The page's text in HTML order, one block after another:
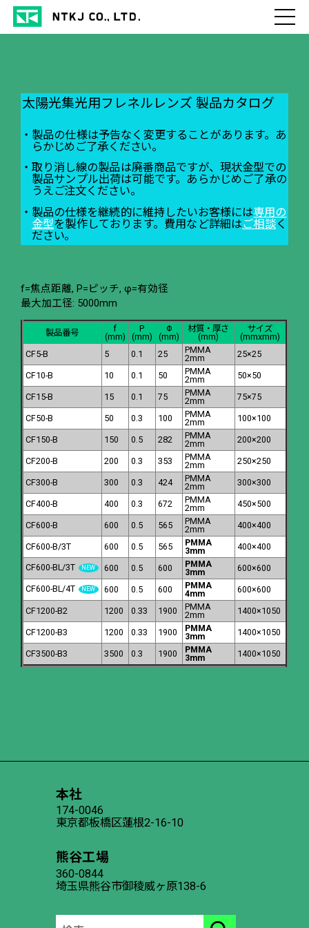
太陽光集光用フレネルレンズ 製品カタログ
製品の仕様は予告なく変更することがあります。あ
らかじめご了承ください。
取り消し線の製品は廃番商品ですが、現状金型での
製品サンプル出荷は可能です。あらかじめご了承の
うえご注文ください。
製品の仕様を継続的に維持したいお客様には専用の
金型を製作しております。費用など詳細はご相談く
ださい。
f=焦点距離, P=ピッチ, φ=有効径
最大加工径: 5000mm
製品番号
f
(mm)
P
(mm)
Φ
(mm)
材質・厚さ
(mm)
サイズ
(mmxmm)
CF5-B
5 0.1 25
PMMA
2mm
25×25
CF10-B 10 0.1 50
PMMA
2mm
50×50
CF15-B 15 0.1 75
PMMA
2mm
75×75
CF50-B 50 0.3 100
PMMA
2mm
100×100
CF150-B 150 0.5 282
PMMA
2mm
200×200
CF200-B 200 0.3 353
PMMA
2mm
250×250
CF300-B 300 0.3 424
PMMA
2mm
300×300
CF400-B 400 0.3 672
PMMA
2mm
450×500
CF600-B 600 0.5 565
PMMA
2mm
400×400
CF600-B/3T 600 0.5 565
PMMA
3mm
400×400
CF600-BL/3T
600 0.5 600
PMMA
3mm
600×600
CF600-BL/4T
600 0.5 600
PMMA
4mm
600×600
CF1200-B2 1200 0.33 1900
PMMA
2mm
1400×1050
CF1200-B3 1200 0.33 1900
PMMA
3mm
1400×1050
CF3500-B3 3500 0.3 1900
PMMA
3mm
1400×1050
本社
174-0046
東京都板橋区蓮根2-16-10
熊谷工場
360-0844
埼玉県熊谷市御稜威ヶ原138-6